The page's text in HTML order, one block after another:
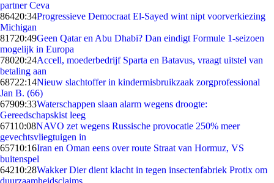
partner Ceva
86420:34Progressieve Democraat El-Sayed wint nipt voorverkiezing
Michigan
81720:49Geen Qatar en Abu Dhabi? Dan eindigt Formule 1-seizoen
mogelijk in Europa
78020:24Accell, moederbedrijf Sparta en Batavus, vraagt uitstel van
betaling aan
68722:14Nieuw slachtoffer in kindermisbruikzaak zorgprofessional
Jan B. (66)
67909:33Waterschappen slaan alarm wegens droogte:
Gereedschapskist leeg
67110:08NAVO zet wegens Russische provocatie 250% meer
gevechtsvliegtuigen in
65710:16Iran en Oman eens over route Straat van Hormuz, VS
buitenspel
64210:28Wakker Dier dient klacht in tegen insectenfabriek Protix om
duurzaamheidsclaims